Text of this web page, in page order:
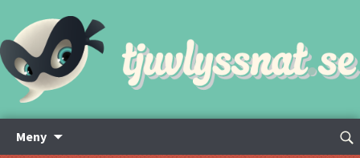
Meny
Sök